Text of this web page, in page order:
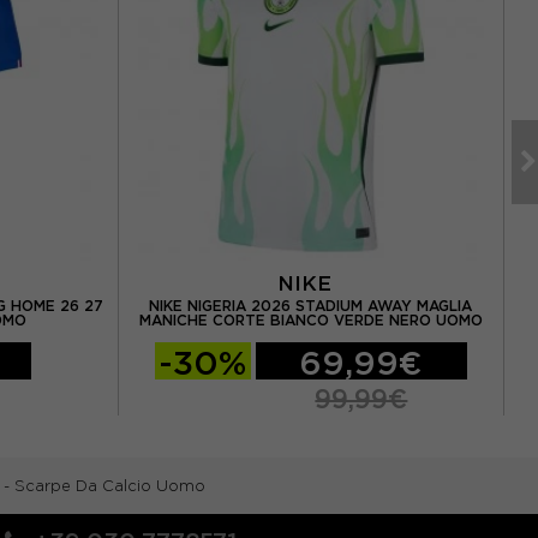
HOME 26 27
NIKE
NIKE NIGERIA 2026 STADIUM AWAY MAGLIA
MANICHE CORTE BIANCO VERDE NERO UOMO
-30% 69,99€
99,99€
Scarpe Da Calcio Uomo